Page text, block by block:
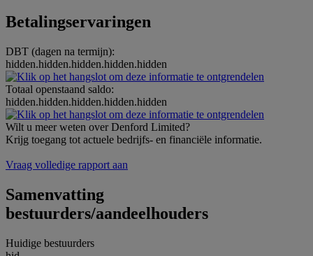
Betalingservaringen
DBT (dagen na termijn):
hidden.hidden.hidden.hidden.hidden
Totaal openstaand saldo:
hidden.hidden.hidden.hidden.hidden
Wilt u meer weten over Denford Limited?
Krijg toegang tot actuele bedrijfs- en financiële informatie.
Vraag volledige rapport aan
Samenvatting
bestuurders/aandeelhouders
Huidige bestuurders